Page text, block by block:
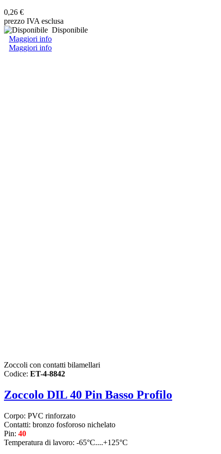
0,26 €
prezzo IVA esclusa
Disponibile
Maggiori info
Maggiori info
Zoccoli con contatti bilamellari
Codice: ET-4-8842
Zoccolo DIL 40 Pin Basso Profilo
Corpo: PVC rinforzato
Contatti: bronzo fosforoso nichelato
Pin: 40
Temperatura di lavoro: -65°C....+125°C